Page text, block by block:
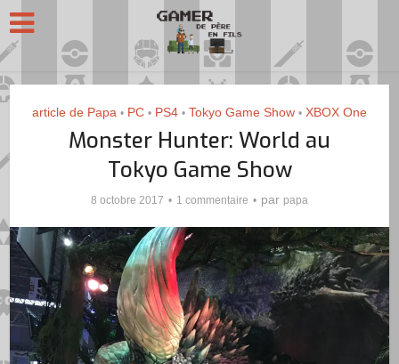
article de Papa • PC • PS4 • Tokyo Game Show • XBOX One
Monster Hunter: World au
Tokyo Game Show
8 octobre 2017 1 commentaire par papa